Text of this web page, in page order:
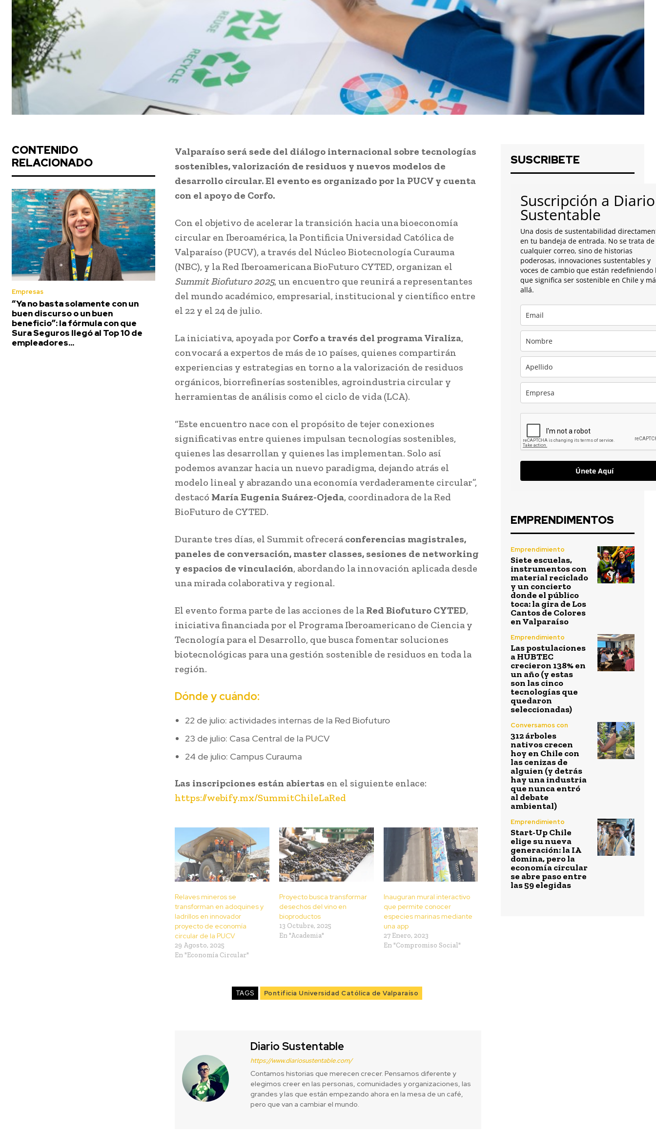
CONTENIDO
RELACIONADO
Empresas
“Ya no basta solamente con un
buen discurso o un buen
beneficio”: la fórmula con que
Sura Seguros llegó al Top 10 de
empleadores...
Valparaíso será sede del diálogo internacional sobre tecnologías
sostenibles, valorización de residuos y nuevos modelos de
desarrollo circular. El evento es organizado por la PUCV y cuenta
con el apoyo de Corfo.
Con el objetivo de acelerar la transición hacia una bioeconomía
circular en Iberoamérica, la Pontificia Universidad Católica de
Valparaíso (PUCV), a través del Núcleo Biotecnología Curauma
(NBC), y la Red Iberoamericana BioFuturo CYTED, organizan el
Summit Biofuturo 2025, un encuentro que reunirá a representantes
del mundo académico, empresarial, institucional y científico entre
el 22 y el 24 de julio.
La iniciativa, apoyada por Corfo a través del programa Viraliza,
convocará a expertos de más de 10 países, quienes compartirán
experiencias y estrategias en torno a la valorización de residuos
orgánicos, biorrefinerías sostenibles, agroindustria circular y
herramientas de análisis como el ciclo de vida (LCA).
“Este encuentro nace con el propósito de tejer conexiones
significativas entre quienes impulsan tecnologías sostenibles,
quienes las desarrollan y quienes las implementan. Solo así
podemos avanzar hacia un nuevo paradigma, dejando atrás el
modelo lineal y abrazando una economía verdaderamente circular”,
destacó María Eugenia Suárez-Ojeda, coordinadora de la Red
BioFuturo de CYTED.
Durante tres días, el Summit ofrecerá conferencias magistrales,
paneles de conversación, master classes, sesiones de networking
y espacios de vinculación, abordando la innovación aplicada desde
una mirada colaborativa y regional.
El evento forma parte de las acciones de la Red Biofuturo CYTED,
iniciativa financiada por el Programa Iberoamericano de Ciencia y
Tecnología para el Desarrollo, que busca fomentar soluciones
biotecnológicas para una gestión sostenible de residuos en toda la
región.
Dónde y cuándo:
22 de julio: actividades internas de la Red Biofuturo
23 de julio: Casa Central de la PUCV
24 de julio: Campus Curauma
Las inscripciones están abiertas en el siguiente enlace:
https://webify.mx/SummitChileLaRed
Relaves mineros se
transforman en adoquines y
ladrillos en innovador
proyecto de economía
circular de la PUCV
29 Agosto, 2025
En "Economía Circular"
Proyecto busca transformar
desechos del vino en
bioproductos
13 Octubre, 2025
En "Academia"
Inauguran mural interactivo
que permite conocer
especies marinas mediante
una app
27 Enero, 2023
En "Compromiso Social"
TAGS Pontificia Universidad Católica de Valparaíso
Diario Sustentable
https://www.diariosustentable.com/
Contamos historias que merecen crecer. Pensamos diferente y
elegimos creer en las personas, comunidades y organizaciones, las
grandes y las que están empezando ahora en la mesa de un café,
pero que van a cambiar el mundo.
SUSCRIBETE
Suscripción a Diario
Sustentable
Una dosis de sustentabilidad
en tu bandeja de entrada. No se trata de
cualquier correo, sino de historias
poderosas, innovaciones sustentables y
voces de cambio que están redefiniendo
que significa ser sostenible en Chile y
allá.
Únete Aquí
EMPRENDIMENTOS
Emprendimiento
Siete escuelas,
instrumentos con
material reciclado
y un concierto
donde el público
toca: la gira de Los
Cantos de Colores
en Valparaíso
Emprendimiento
Las postulaciones
a HUBTEC
crecieron 138% en
un año (y estas
son las cinco
tecnologías que
quedaron
seleccionadas)
Conversamos con
312 árboles
nativos crecen
hoy en Chile con
las cenizas de
alguien (y detrás
hay una industria
que nunca entró
al debate
ambiental)
Emprendimiento
Start-Up Chile
elige su nueva
generación: la IA
domina, pero la
economía circular
se abre paso entre
las 59 elegidas